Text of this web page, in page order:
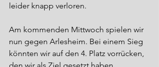
leider knapp verloren.
Am kommenden Mittwoch spielen wir
nun gegen Arlesheim. Bei einem Sieg
könnten wir auf den 4. Platz vorrücken,